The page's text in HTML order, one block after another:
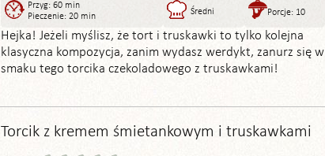
Przyg: 60 min
Pieczenie: 20 min
Średni Porcje: 10
Hejka! Jeżeli myślisz, że tort i truskawki to tylko kolejna
klasyczna kompozycja, zanim wydasz werdykt, zanurz się w
smaku tego torcika czekoladowego z truskawkami!
Torcik z kremem śmietankowym i truskawkami